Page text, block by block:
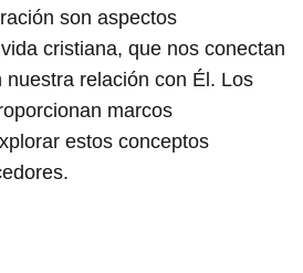
son aspectos
cristiana, que nos conectan
relación con Él. Los
marcos
estos conceptos